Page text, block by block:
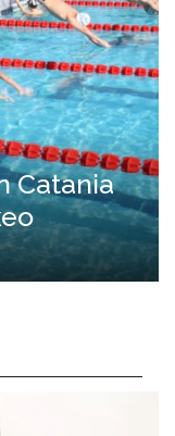
Catania